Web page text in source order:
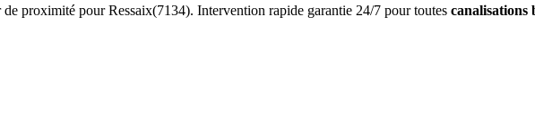
proximité pour Ressaix(7134). Intervention rapide garantie 24/7 pour toutes canalisations